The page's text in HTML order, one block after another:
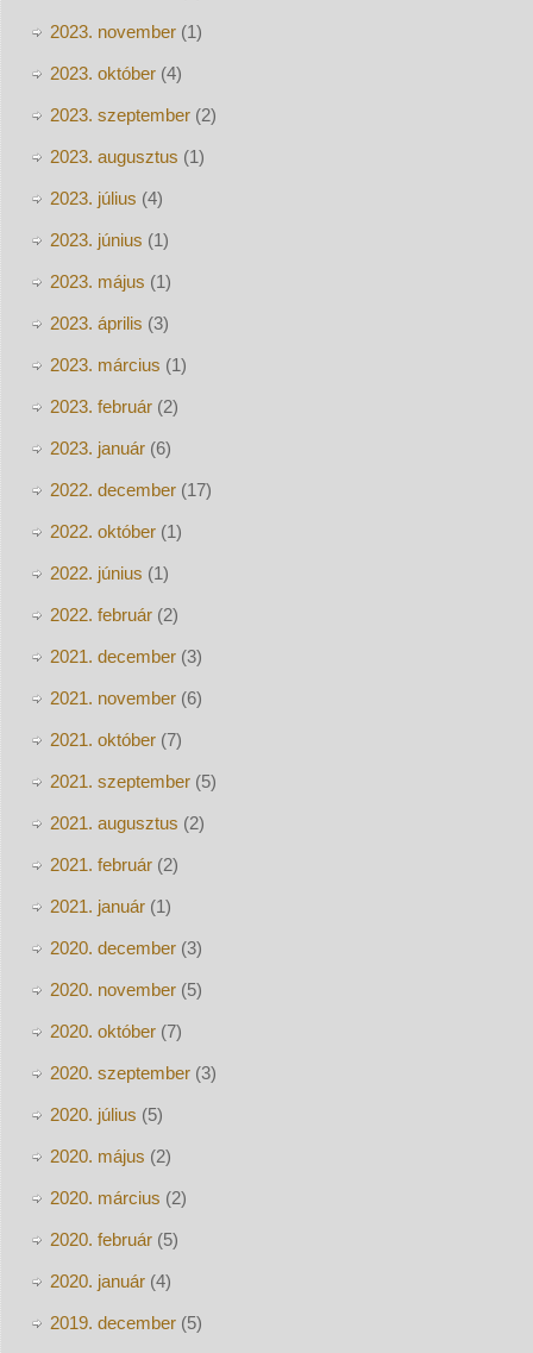
2023. november(1)
2023. október(4)
2023. szeptember(2)
2023. augusztus (1)
2023. július (4)
2023. június (1)
2023. május (1)
2023. április (3)
2023. március (1)
2023. február(2)
2023. január(6)
2022. december(17)
2022. október(1)
2022. június (1)
2022. február(2)
2021. december(3)
2021. november(6)
2021. október(7)
2021. szeptember(5)
2021. augusztus (2)
2021. február(2)
2021. január(1)
2020. december(3)
2020. november(5)
2020. október(7)
2020. szeptember(3)
2020. július (5)
2020. május (2)
2020. március (2)
2020. február(5)
2020. január(4)
2019. december(5)